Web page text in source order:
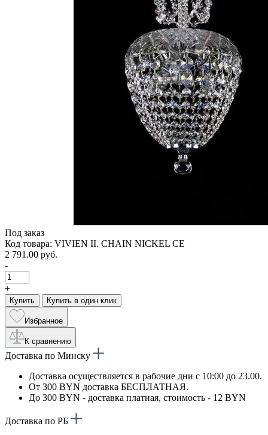
Под заказ
Код товара: VIVIEN II. CHAIN NICKEL CE
2 791.00 руб.
-
+
Купить Купить в один клик
Избранное
К сравнению
Доставка по Минску
Доставка осуществляется в рабочие дни с 10:00 до 23.00.
От 300 BYN доставка БЕСПЛАТНАЯ.
До 300 BYN - доставка платная, стоимость - 12 BYN
Доставка по РБ